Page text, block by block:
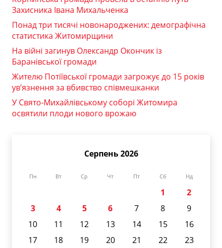
Захисника Івана Михальченка
Понад три тисячі новонароджених: демографічна
статистика Житомирщини
На війні загинув Олександр Окончик із
Баранівської громади
Жителю Потіївської громади загрожує до 15 років
ув’язнення за вбивство співмешканки
У Свято-Михайлівському соборі Житомира
освятили плоди нового врожаю
Серпень 2026
Пн Вт Ср Чт Пт Сб Нд
1
2
3
4 5 6 7 8
9
10
11 12 13 14 15
16
17
18 19 20 21 22
23